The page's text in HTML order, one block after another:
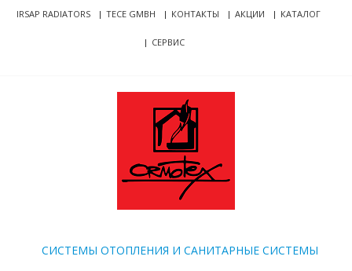
Skip
SkipIRSAP RADIATORS TECE GMBH КОНТАКТЫ АКЦИИ КАТАЛОГ
СЕРВИС
CИСТЕМЫ ОТОПЛЕНИЯ И САНИТАРНЫЕ СИСТЕМЫ